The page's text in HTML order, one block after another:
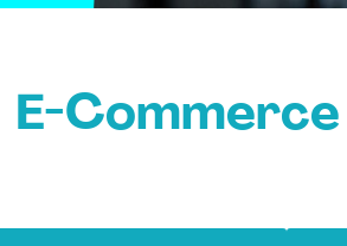
E-